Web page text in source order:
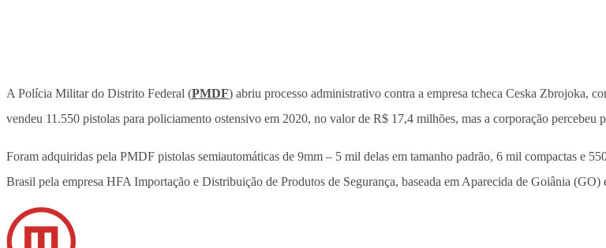
A Polícia Militar do Distrito Federal (PMDF) abriu processo administrativo contra a empresa tcheca Ceska Zbrojoka,
vendeu 11.550 pistolas para policiamento ostensivo em 2020, no valor de R$ 17,4 milhões, mas a corporação percebeu
Foram adquiridas pela PMDF pistolas semiautomáticas de 9mm – 5 mil delas em tamanho padrão, 6 mil compactas e
Brasil pela empresa HFA Importação e Distribuição de Produtos de Segurança, baseada em Aparecida de Goiânia